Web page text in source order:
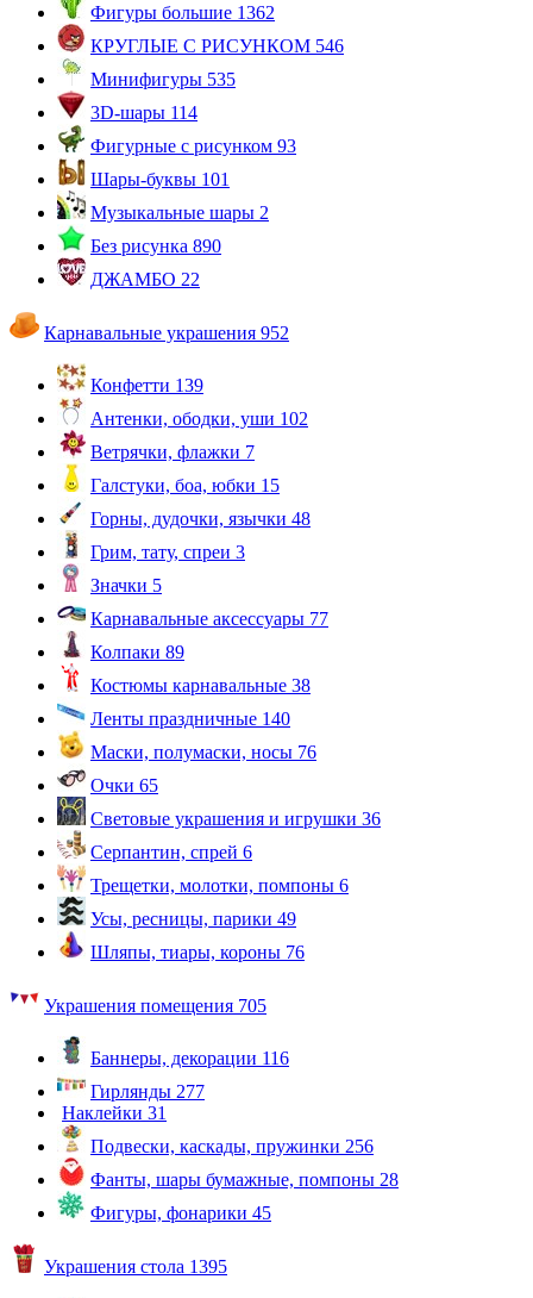
Фигуры большие 1362
КРУГЛЫЕ С РИСУНКОМ 546
Минифигуры 535
3D-шары 114
Фигурные с рисунком 93
Шары-буквы 101
Музыкальные шары 2
Без рисунка 890
ДЖАМБО 22
Карнавальные украшения 952
Конфетти 139
Антенки, ободки, уши 102
Ветрячки, флажки 7
Галстуки, боа, юбки 15
Горны, дудочки, язычки 48
Грим, тату, спреи 3
Значки 5
Карнавальные аксессуары 77
Колпаки 89
Костюмы карнавальные 38
Ленты праздничные 140
Маски, полумаски, носы 76
Очки 65
Световые украшения и игрушки 36
Серпантин, спрей 6
Трещетки, молотки, помпоны 6
Усы, ресницы, парики 49
Шляпы, тиары, короны 76
Украшения помещения 705
Баннеры, декорации 116
Гирлянды 277
Наклейки 31
Подвески, каскады, пружинки 256
Фанты, шары бумажные, помпоны 28
Фигуры, фонарики 45
Украшения стола 1395